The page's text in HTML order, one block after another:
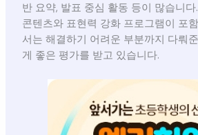
반 요약, 발표 중심 활동 등이 많습니
콘텐츠와 표현력 강화 프로그램이 포
서는 해결하기 어려운 부분까지 다뤄
게 좋은 평가를 받고 있습니다.